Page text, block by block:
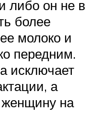
либо он не в
более
молоко и
передним.
исключает
а
женщину на